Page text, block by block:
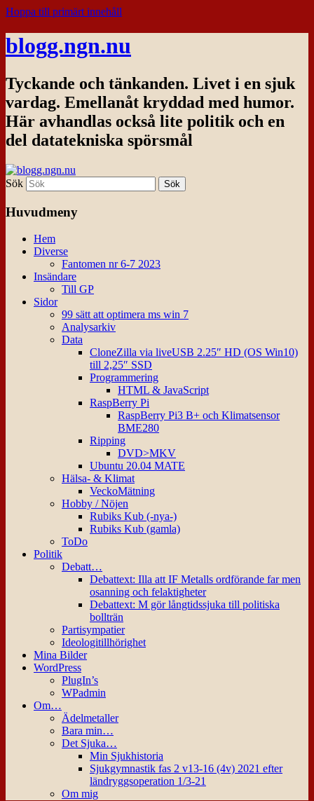
Hoppa till primärt innehåll
blogg.ngn.nu
Tyckande och tänkanden. Livet i en sjuk
vardag. Emellanåt kryddad med humor.
Här avhandlas också lite politik och en
del datatekniska spörsmål
Sök
Huvudmeny
Hem
Diverse
Fantomen nr 6-7 2023
Insändare
Till GP
Sidor
99 sätt att optimera ms win 7
Analysarkiv
Data
CloneZilla via liveUSB 2.25″ HD (OS Win10)
till 2,25″ SSD
Programmering
HTML & JavaScript
RaspBerry Pi
RaspBerry Pi3 B+ och Klimatsensor
BME280
Ripping
DVD>MKV
Ubuntu 20.04 MATE
Hälsa- & Klimat
VeckoMätning
Hobby / Nöjen
Rubiks Kub (-nya-)
Rubiks Kub (gamla)
ToDo
Politik
Debatt…
Debattext: Illa att IF Metalls ordförande far men
osanning och felaktigheter
Debattext: M gör långtidssjuka till politiska
bollträn
Partisympatier
Ideologitillhörighet
Mina Bilder
WordPress
PlugIn’s
WPadmin
Om…
Ädelmetaller
Bara min…
Det Sjuka…
Min Sjukhistoria
Sjukgymnastik fas 2 v13-16 (4v) 2021 efter
ländryggsoperation 1/3-21
Om mig